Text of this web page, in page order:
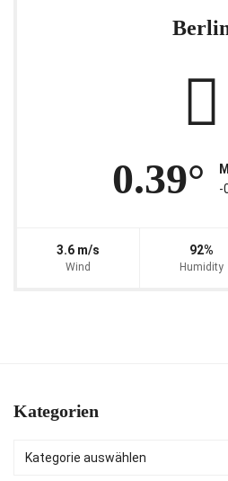
0.39°
-
3.6 m/s
Wind
92%
Humidity
Kategorien